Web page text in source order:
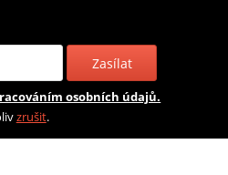
Zasílat
osobních údajů.
zrušit.